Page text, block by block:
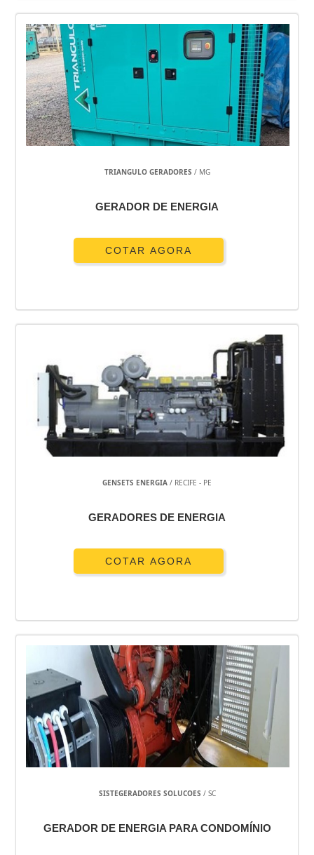
TRIANGULO GERADORES / MG
GERADOR DE ENERGIA
COTAR AGORA
GENSETS ENERGIA / RECIFE - PE
GERADORES DE ENERGIA
COTAR AGORA
SISTEGERADORES SOLUCOES / SC
GERADOR DE ENERGIA PARA CONDOMÍNIO